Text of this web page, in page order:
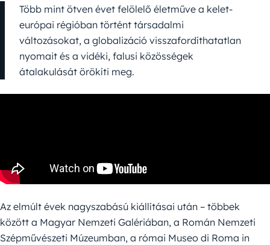
Több mint ötven évet felölelő életműve a kelet-
európai régióban történt társadalmi
változásokat, a globalizáció visszafordíthatatlan
nyomait és a vidéki, falusi közösségek
átalakulását örökíti meg.
Az elmúlt évek nagyszabású kiállításai után – többek
között a Magyar Nemzeti Galériában, a Román Nemzeti
Szépművészeti Múzeumban, a római Museo di Roma in